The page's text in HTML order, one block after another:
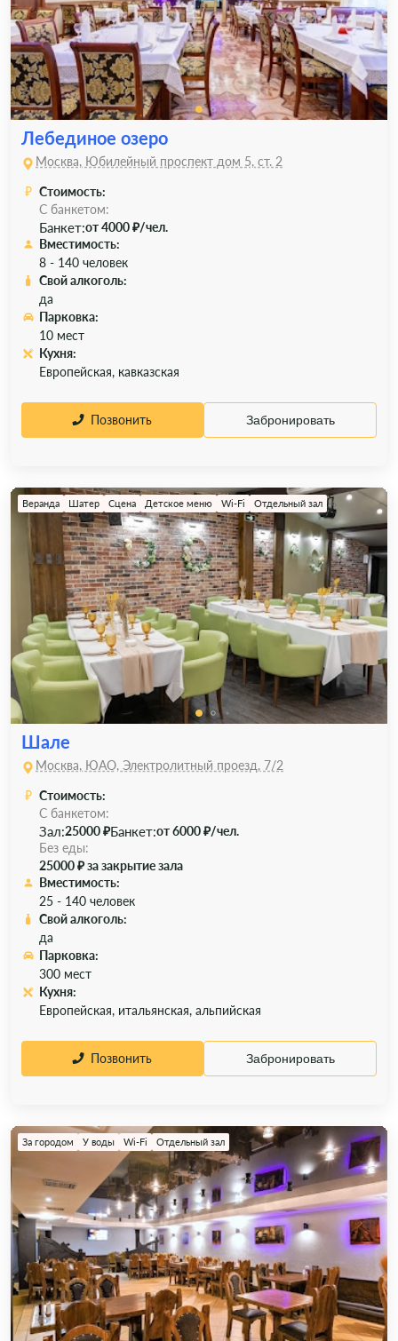
Лебединое озеро
Москва, Юбилейный проспект дом 5, ст. 2
Стоимость:
С банкетом:
Банкет:от 4000 ₽/чел.
Вместимость:
8 - 140 человек
Свой алкоголь:
да
Парковка:
10 мест
Кухня:
Европейская, кавказская
Позвонить Забронировать
Веранда Шатер Сцена Детское меню Wi-Fi Отдельный зал
Шале
Москва, ЮАО, Электролитный проезд, 7/2
Стоимость:
С банкетом:
Зал:25000 ₽Банкет:от 6000 ₽/чел.
Без еды:
25000 ₽ за закрытие зала
Вместимость:
25 - 140 человек
Свой алкоголь:
да
Парковка:
300 мест
Кухня:
Европейская, итальянская, альпийская
Позвонить Забронировать
За городом У воды Wi-Fi Отдельный зал